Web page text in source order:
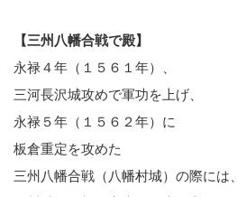
【三州八幡合戦で殿】
永禄４年（１５６１年）、
三河長沢城攻めで軍功を上げ、
永禄５年（１５６２年）に
板倉重定を攻めた
三州八幡合戦（八幡村城）の際には、